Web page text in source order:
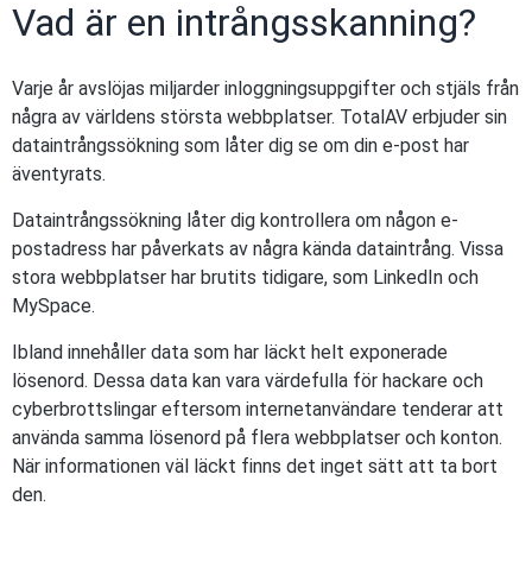
Vad är en intrångsskanning?
Varje år avslöjas miljarder inloggningsuppgifter och stjäls från
några av världens största webbplatser. TotalAV erbjuder sin
dataintrångssökning som låter dig se om din e-post har
äventyrats.
Dataintrångssökning låter dig kontrollera om någon e-
postadress har påverkats av några kända dataintrång. Vissa
stora webbplatser har brutits tidigare, som LinkedIn och
MySpace.
Ibland innehåller data som har läckt helt exponerade
lösenord. Dessa data kan vara värdefulla för hackare och
cyberbrottslingar eftersom internetanvändare tenderar att
använda samma lösenord på flera webbplatser och konton.
När informationen väl läckt finns det inget sätt att ta bort
den.